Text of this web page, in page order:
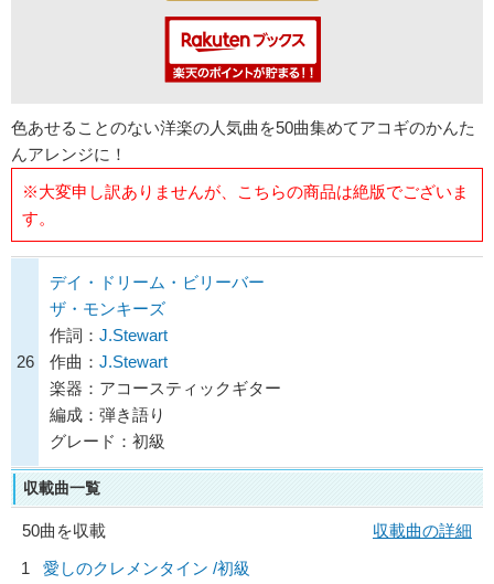
色あせることのない洋楽の人気曲を50曲集めてアコギのかんた
んアレンジに！
※大変申し訳ありませんが、こちらの商品は絶版でございま
す。
26
デイ・ドリーム・ビリーバー
ザ・モンキーズ
作詞： J.Stewart
作曲： J.Stewart
楽器：アコースティックギター
編成：弾き語り
グレード：初級
収載曲一覧
50曲を収載
収載曲の詳細
1
愛しのクレメンタイン /初級